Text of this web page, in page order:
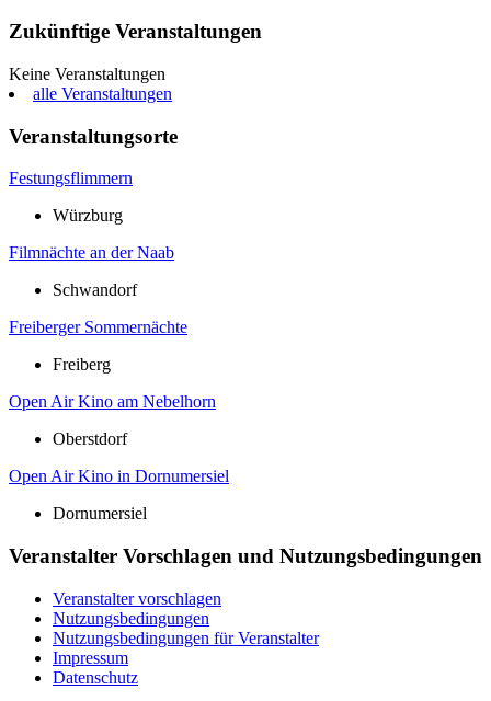
Zukünftige Veranstaltungen
Keine Veranstaltungen
alle Veranstaltungen
Veranstaltungsorte
Festungsflimmern
Würzburg
Filmnächte an der Naab
Schwandorf
Freiberger Sommernächte
Freiberg
Open Air Kino am Nebelhorn
Oberstdorf
Open Air Kino in Dornumersiel
Dornumersiel
Veranstalter Vorschlagen und Nutzungsbedingungen
Veranstalter vorschlagen
Nutzungsbedingungen
Nutzungsbedingungen für Veranstalter
Impressum
Datenschutz